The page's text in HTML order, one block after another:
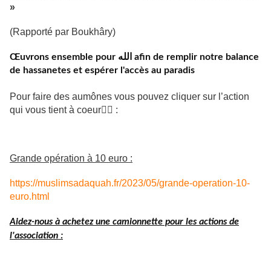
»
(Rapporté par Boukhâry)
Œuvrons ensemble pour الله afin de remplir notre balance
de hassanetes et espérer l'accès au paradis
Pour faire des aumônes vous pouvez cliquer sur l’action
qui vous tient à coeur👇🏼 :
Grande opération à 10 euro :
https://muslimsadaquah.fr/2023/05/grande-operation-10-
euro.html
Aidez-nous à achetez une camionnette pour les actions de
l'association :